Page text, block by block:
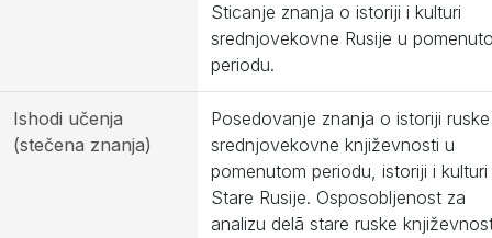
Sticanje znanja o istoriji i kulturi
srednjovekovne Rusije u
periodu.
Ishodi učenja
(stečena znanja)
Posedovanje znanja o istoriji ruske
srednjovekovne književnosti u
pomenutom periodu, istoriji i kulturi
Stare Rusije. Osposobljenost za
analizu delā stare ruske